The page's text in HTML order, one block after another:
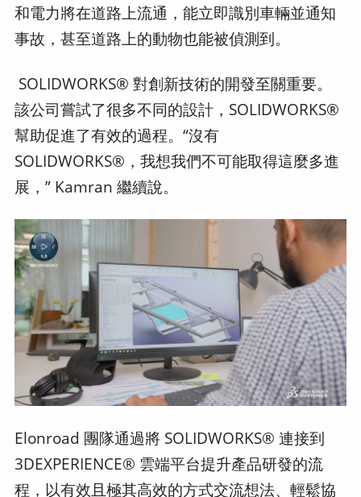
和電力將在道路上流通，能立即識別車輛並通知
事故，甚至道路上的動物也能被偵測到。
SOLIDWORKS® 對創新技術的開發至關重要。
該公司嘗試了很多不同的設計，SOLIDWORKS®
幫助促進了有效的過程。“沒有
SOLIDWORKS®，我想我們不可能取得這麼多進
展，” Kamran 繼續說。
Elonroad 團隊通過將 SOLIDWORKS® 連接到
3DEXPERIENCE® 雲端平台提升產品研發的流
程，以有效且極其高效的方式交流想法、輕鬆協